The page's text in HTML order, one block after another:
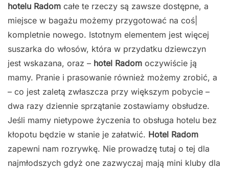
hotelu Radom całe te rzeczy są zawsze dostępne, a
miejsce w bagażu możemy przygotować na coś|
kompletnie nowego. Istotnym elementem jest więcej
suszarka do włosów, która w przydatku dziewczyn
jest wskazana, oraz – hotel Radom oczywiście ją
mamy. Pranie i prasowanie również możemy zrobić, a
– co jest zaletą zwłaszcza przy większym pobycie –
dwa razy dziennie sprzątanie zostawiamy obsłudze.
Jeśli mamy nietypowe życzenia to obsługa hotelu bez
kłopotu będzie w stanie je załatwić. Hotel Radom
zapewni nam rozrywkę. Nie prowadzę tutaj o tej dla
najmłodszych gdyż one zazwyczaj mają mini kluby dla